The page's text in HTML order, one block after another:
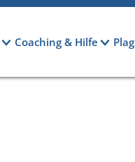
Coaching & Hilfe